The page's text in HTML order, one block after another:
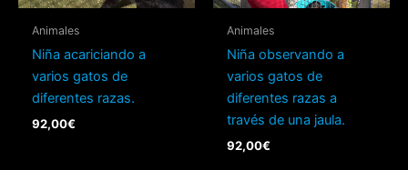
Animales
Niña acariciando a
varios gatos de
diferentes razas.
92,00€
Animales
Niña observando a
varios gatos de
diferentes razas a
través de una jaula.
92,00€